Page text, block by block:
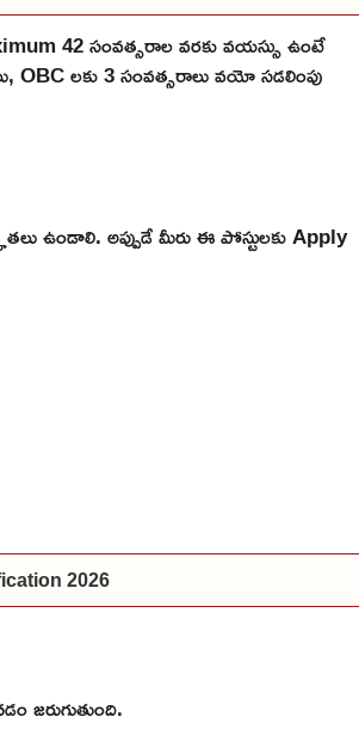
42 సంవత్సరాల వరకు వయస్సు ఉంటే
OBC లకు 3 సంవత్సరాలు వయో సడలింపు
ఉండాలి. అప్పుడే మీరు ఈ పోస్టులకు Apply
2026
జరుగుతుంది.